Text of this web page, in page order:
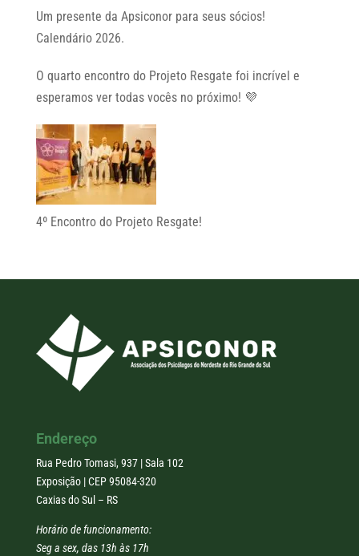
Um presente da Apsiconor para seus sócios!
Calendário 2026.
O quarto encontro do Projeto Resgate foi incrível e
esperamos ver todas vocês no próximo! 💜
4º Encontro do Projeto Resgate!
Endereço
Rua Pedro Tomasi, 937 | Sala 102
Exposição | CEP 95084-320
Caxias do Sul – RS
Horário de funcionamento:
Seg a sex, das 13h às 17h